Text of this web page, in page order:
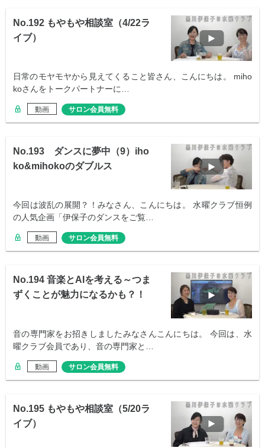
No.192 もやもや相談室（4/22ラ
イブ）
日常のモヤモヤから見えてくること皆さん、こんにちは。 miho
koさんをトークパートナーに…
動画 サロン会員無料
No.193 ダンスに夢中（9）iho
ko&mihokoのダブルス
今回は波乱の展開？！みなさん、こんにちは。 水曜クラブ恒例
の人気企画「伊保子のダンスをご覧…
動画 サロン会員無料
No.194 音楽とAIを考える～つま
ずくことが魅力になるかも？！
音の専門家をお招きしましたみなさんこんにちは。 今回は、水
曜クラブ会員であり、音の専門家と…
動画 サロン会員無料
No.195 もやもや相談室（5/20ラ
イブ）